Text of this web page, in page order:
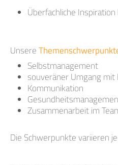
Überfachliche
Unsere
Selbstmanagement
souveräner Umgang mit
Kommunikation
Zusammenarbeit im
Die Schwerpunkte variieren